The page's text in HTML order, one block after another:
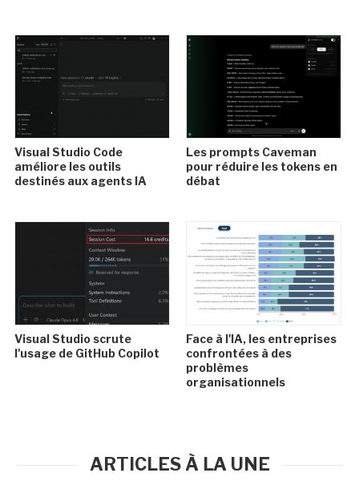
Visual Studio Code
améliore les outils
destinés aux agents IA
Les prompts Caveman
pour réduire les tokens en
débat
Visual Studio scrute
l'usage de GitHub Copilot
Face à l'IA, les entreprises
confrontées à des
problèmes
organisationnels
ARTICLES À LA UNE